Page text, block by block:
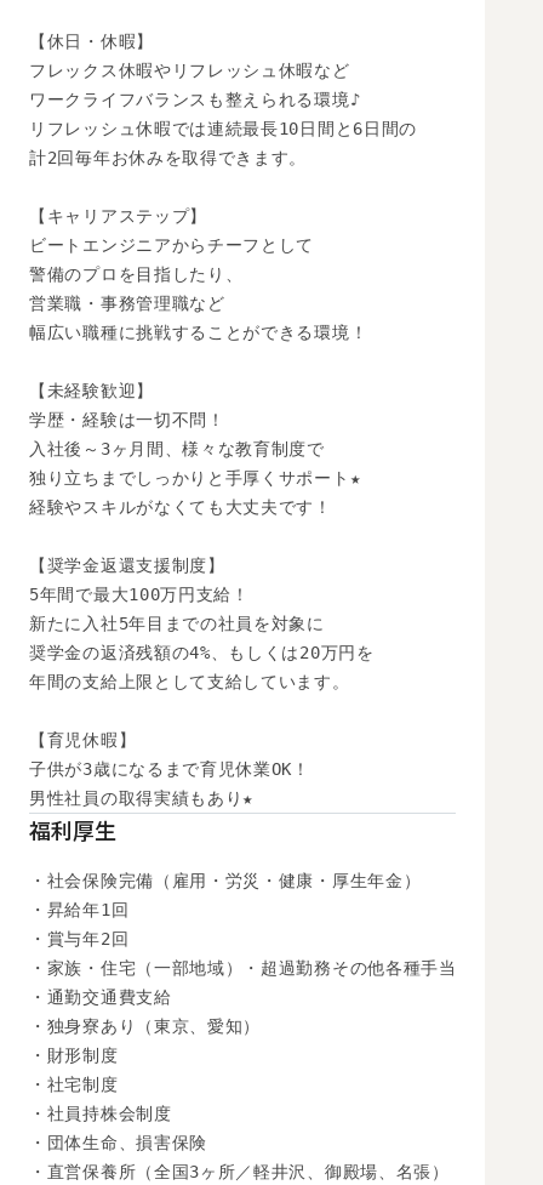
【休日・休暇】
フレックス休暇やリフレッシュ休暇など
ワークライフバランスも整えられる環境♪
リフレッシュ休暇では連続最長10日間と6日間の
計2回毎年お休みを取得できます。
【キャリアステップ】
ビートエンジニアからチーフとして
警備のプロを目指したり、
営業職・事務管理職など
幅広い職種に挑戦することができる環境！
【未経験歓迎】
学歴・経験は一切不問！
入社後～3ヶ月間、様々な教育制度で
独り立ちまでしっかりと手厚くサポート★
経験やスキルがなくても大丈夫です！
【奨学金返還支援制度】
5年間で最大100万円支給！
新たに入社5年目までの社員を対象に
奨学金の返済残額の4%、もしくは20万円を
年間の支給上限として支給しています。
【育児休暇】
子供が3歳になるまで育児休業OK！
男性社員の取得実績もあり★
福利厚生
・社会保険完備（雇用・労災・健康・厚生年金）
・昇給年1回
・賞与年2回
・家族・住宅（一部地域）・超過勤務その他各種手当
・通勤交通費支給
・独身寮あり（東京、愛知）
・財形制度
・社宅制度
・社員持株会制度
・団体生命、損害保険
・直営保養所（全国3ヶ所／軽井沢、御殿場、名張）